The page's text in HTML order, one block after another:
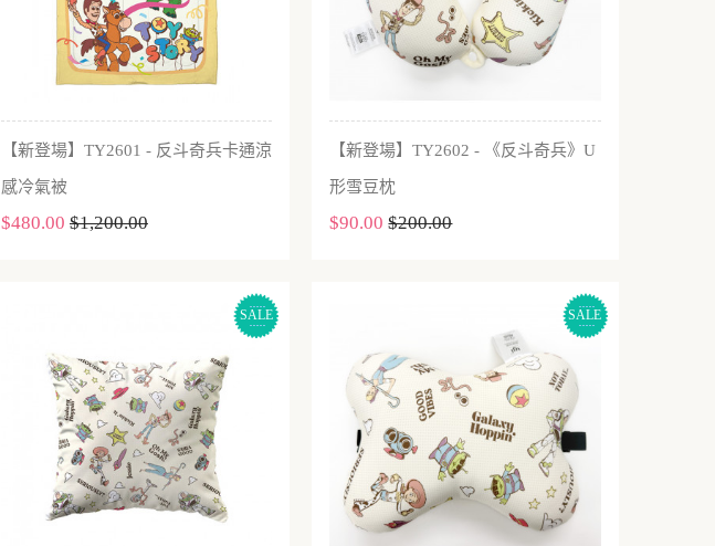
【新登場】TY2601 - 反斗奇兵卡通涼
感冷氣被
$480.00 $1,200.00
加入購物車
【新登場】TY2602 - 《反斗奇兵》U
形雪豆枕
$90.00 $200.00
加入購物車
SALE SALE